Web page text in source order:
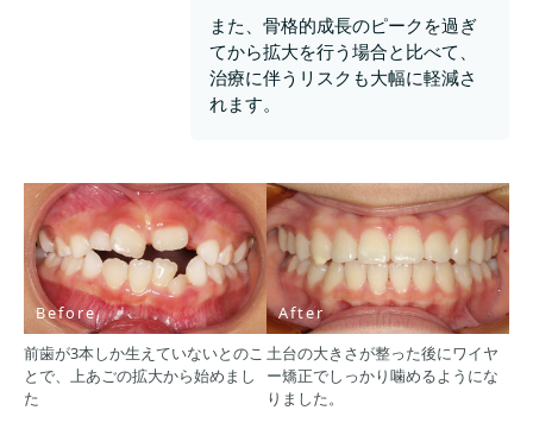
また、骨格的成長のピークを過ぎ
てから拡大を行う場合と比べて、
治療に伴うリスクも大幅に軽減さ
れます。
Before
前歯が3本しか生えていないとのこ
とで、上あごの拡大から始めまし
た
After
土台の大きさが整った後にワイヤ
ー矯正でしっかり噛めるようにな
りました。